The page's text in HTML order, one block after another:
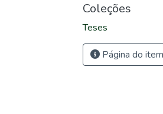
Coleções
Teses
Página do